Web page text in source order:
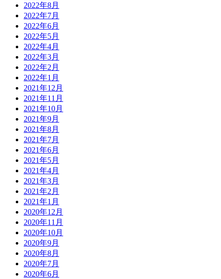
2022年8月
2022年7月
2022年6月
2022年5月
2022年4月
2022年3月
2022年2月
2022年1月
2021年12月
2021年11月
2021年10月
2021年9月
2021年8月
2021年7月
2021年6月
2021年5月
2021年4月
2021年3月
2021年2月
2021年1月
2020年12月
2020年11月
2020年10月
2020年9月
2020年8月
2020年7月
2020年6月